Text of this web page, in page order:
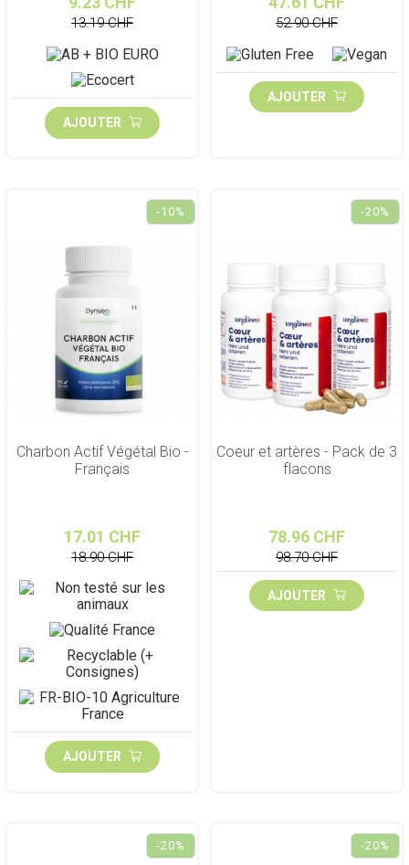
13.19 CHF
AJOUTER
52.90 CHF
AJOUTER
-10%
Charbon Actif Végétal Bio -
Français
17.01 CHF
18.90 CHF
AJOUTER
-20%
Coeur et artères - Pack de 3
flacons
78.96 CHF
98.70 CHF
AJOUTER
-20% -20%